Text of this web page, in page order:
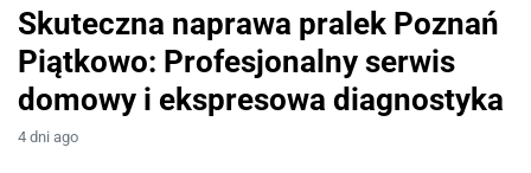
Skuteczna naprawa pralek Poznań
Piątkowo: Profesjonalny serwis
domowy i ekspresowa diagnostyka
4 dni ago